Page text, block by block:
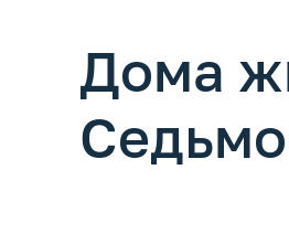
Дома